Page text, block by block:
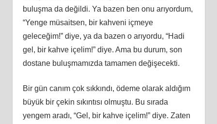
buluşma da değildi. Ya bazen ben onu arıyordum,
“Yenge müsaitsen, bir kahveni içmeye
geleceğim!” diye, ya da bazen o arıyordu, “Hadi
gel, bir kahve içelim!” diye. Ama bu durum, son
dostane buluşmamızda tamamen değişecekti.
Bir gün canım çok sıkkındı, ödeme olarak aldığım
büyük bir çekin sıkıntısı olmuştu. Bu sırada
yengem aradı, “Gel, bir kahve içelim!” diye. Zaten